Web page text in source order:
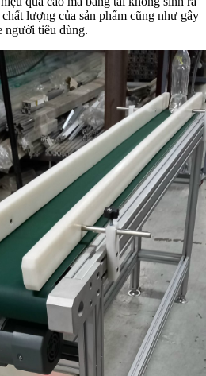
lượng của sản phẩm cũng như gây
người tiêu dùng.